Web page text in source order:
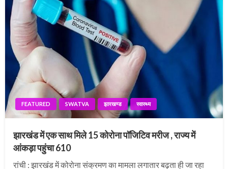
FEATURED SWATVA झारखण्ड स्वास्थ्य
झारखंड में एक साथ मिले 15 कोरोना पॉजिटिव मरीज , राज्य में
आंकड़ा पहुंचा 610
रांची : झारखंड में कोरोना संक्रमण का मामला लगातार बढ़ता ही जा रहा